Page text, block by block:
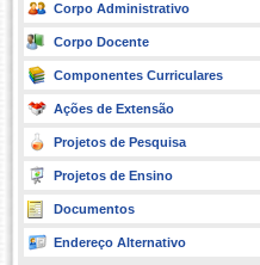
Corpo Administrativo
Corpo Docente
Componentes Curriculares
Ações de Extensão
Projetos de Pesquisa
Projetos de Ensino
Documentos
Endereço Alternativo